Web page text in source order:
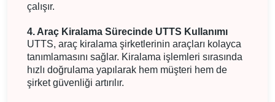
çalışır.
4. Araç Kiralama Sürecinde UTTS Kullanımı
UTTS, araç kiralama şirketlerinin araçları kolayca
tanımlamasını sağlar. Kiralama işlemleri sırasında
hızlı doğrulama yapılarak hem müşteri hem de
şirket güvenliği artırılır.